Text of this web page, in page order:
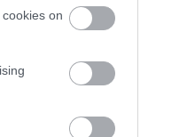
onζωής στο νησί.
οποίο είναι